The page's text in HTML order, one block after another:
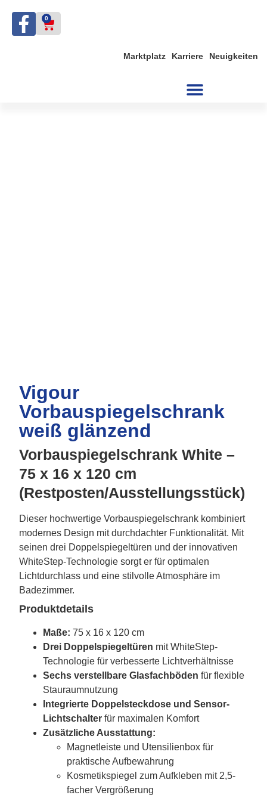
Marktplatz Karriere Neuigkeiten
0
Vigour
Vorbauspiegelschrank
weiß glänzend
Vorbauspiegelschrank White –
75 x 16 x 120 cm
(Restposten/Ausstellungsstück)
Dieser hochwertige Vorbauspiegelschrank kombiniert
modernes Design mit durchdachter Funktionalität. Mit
seinen drei Doppelspiegeltüren und der innovativen
WhiteStep-Technologie sorgt er für optimalen
Lichtdurchlass und eine stilvolle Atmosphäre im
Badezimmer.
Produktdetails
Maße: 75 x 16 x 120 cm
Drei Doppelspiegeltüren mit WhiteStep-
Technologie für verbesserte Lichtverhältnisse
Sechs verstellbare Glasfachböden für flexible
Stauraumnutzung
Integrierte Doppelsteckdose und Sensor-
Lichtschalter für maximalen Komfort
Zusätzliche Ausstattung:
Magnetleiste und Utensilienbox für
praktische Aufbewahrung
Kosmetikspiegel zum Aufkleben mit 2,5-
facher Vergrößerung